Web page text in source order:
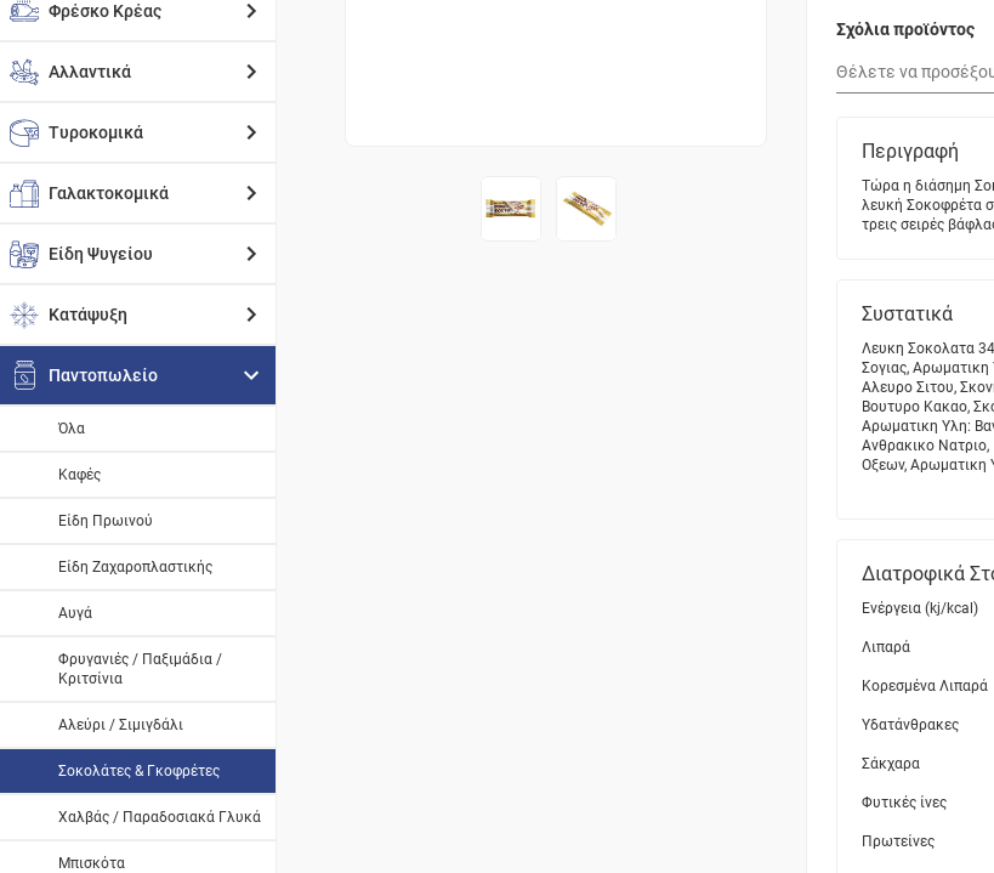
Φρέσκο Κρέας
Αλλαντικά
Τυροκομικά
Γαλακτοκομικά
Είδη Ψυγείου
Κατάψυξη
Παντοπωλείο
Όλα
Καφές
Είδη Πρωινού
Είδη Ζαχαροπλαστικής
Αυγά
Φρυγανιές / Παξιμάδια /
Κριτσίνια
Αλεύρι / Σιμιγδάλι
Σοκολάτες & Γκοφρέτες
Χαλβάς / Παραδοσιακά Γλυκά
Μπισκότα
Σχόλια προϊόντος
Περιγραφή
Τώρα η διάσημη
λευκή Σοκοφρέτα
τρεις σειρές
Συστατικά
Λευκη Σοκολατα
Σογιας, Αρωματικη
Αλευρο Σιτου,
Βουτυρο Κακαο,
Αρωματικη Υλη:
Ανθρακικο Νατριο,
Οξεων, Αρωματικη
Διατροφικά
Ενέργεια (kj/kcal)
Λιπαρά
Κορεσμένα Λιπαρά
Υδατάνθρακες
Σάκχαρα
Φυτικές ίνες
Πρωτείνες